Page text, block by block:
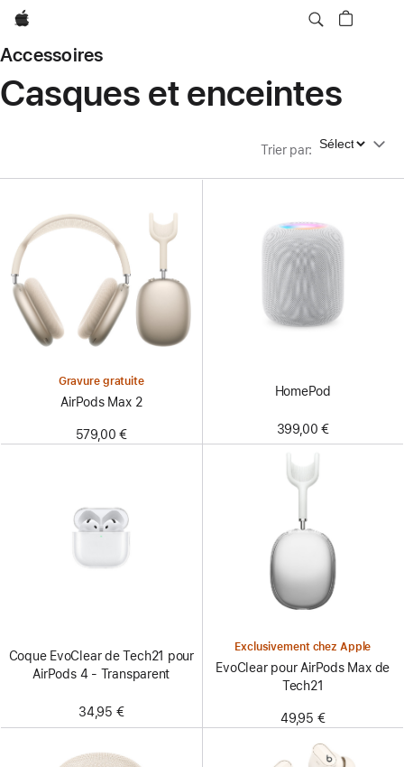
Apple
Accessoires
Casques et enceintes
Trier par: Trier par
Gravure gratuite
AirPods Max 2
579,00 €
HomePod
399,00 €
Coque EvoClear de Tech21 pour
AirPods 4 - Transparent
34,95 €
Exclusivement chez Apple
EvoClear pour AirPods Max de
Tech21
49,95 €